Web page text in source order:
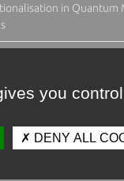
in Quantum
you
DENY ALL